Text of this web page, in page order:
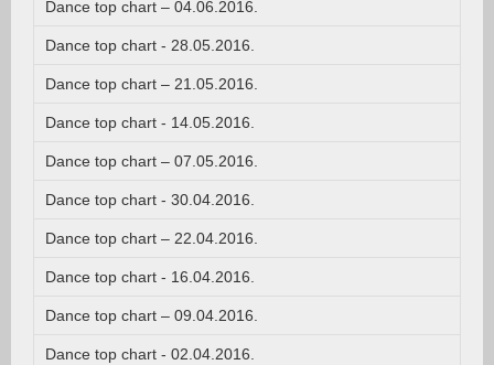
Dance top chart – 04.06.2016.
Dance top chart - 28.05.2016.
Dance top chart – 21.05.2016.
Dance top chart - 14.05.2016.
Dance top chart – 07.05.2016.
Dance top chart - 30.04.2016.
Dance top chart – 22.04.2016.
Dance top chart - 16.04.2016.
Dance top chart – 09.04.2016.
Dance top chart - 02.04.2016.